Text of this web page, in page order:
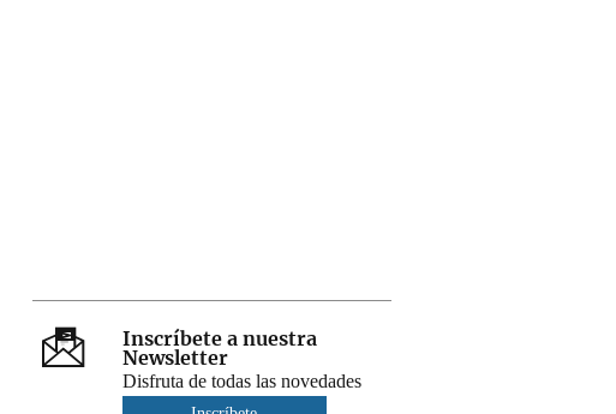
Inscríbete a nuestra
Newsletter
Disfruta de todas las novedades